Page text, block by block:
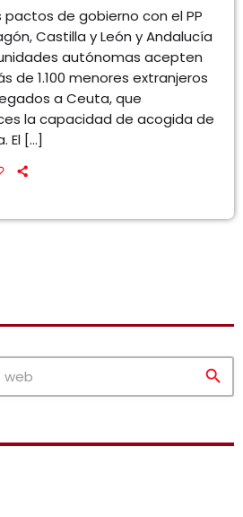
pactos de gobierno con el PP
Castilla y León y Andalucía
autónomas acepten
de 1.100 menores extranjeros
a Ceuta, que
la capacidad de acogida de
El […]
search